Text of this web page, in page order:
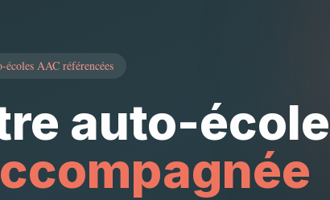
écoles AAC référencées
auto-école